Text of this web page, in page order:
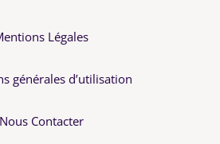
Légales
générales d’utilisation
Nous Contacter